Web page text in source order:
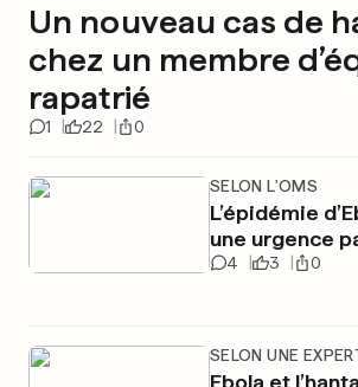
Un nouveau cas de
chez un membre
rapatrié
1 22 0
SELON L'OMS
L’épidémie
une urgence
4 3 0
SELON UNE
Ebola et